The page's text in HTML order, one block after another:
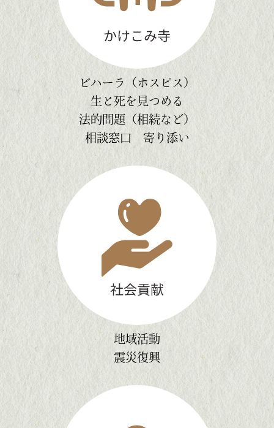
ビハーラ（ホスピス）
生と死を見つめる
法的問題（相続など）
相談窓口 寄り添い
地域活動
震災復興